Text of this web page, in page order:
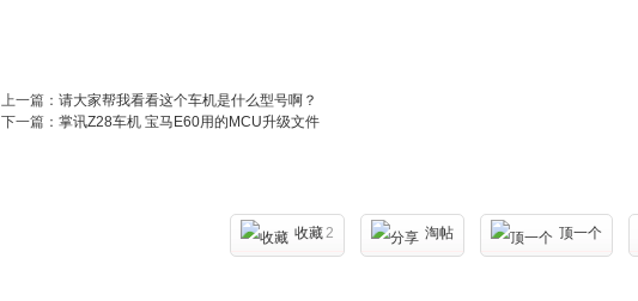
上一篇： 请大家帮我看看这个车机是什么型号啊？
下一篇： 掌讯Z28车机 宝马E60用的MCU升级文件
收藏2 淘帖 顶一个